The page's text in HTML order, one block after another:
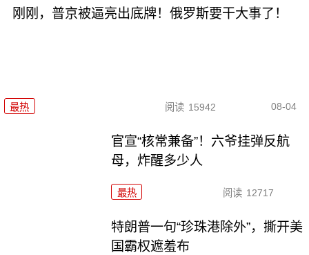
刚刚，普京被逼亮出底牌！俄罗斯要干大事了！
最热 阅读 15942 08-04
官宣“核常兼备”！六爷挂弹反航
母，炸醒多少人
最热 阅读 12717
特朗普一句“珍珠港除外”，撕开美
国霸权遮羞布